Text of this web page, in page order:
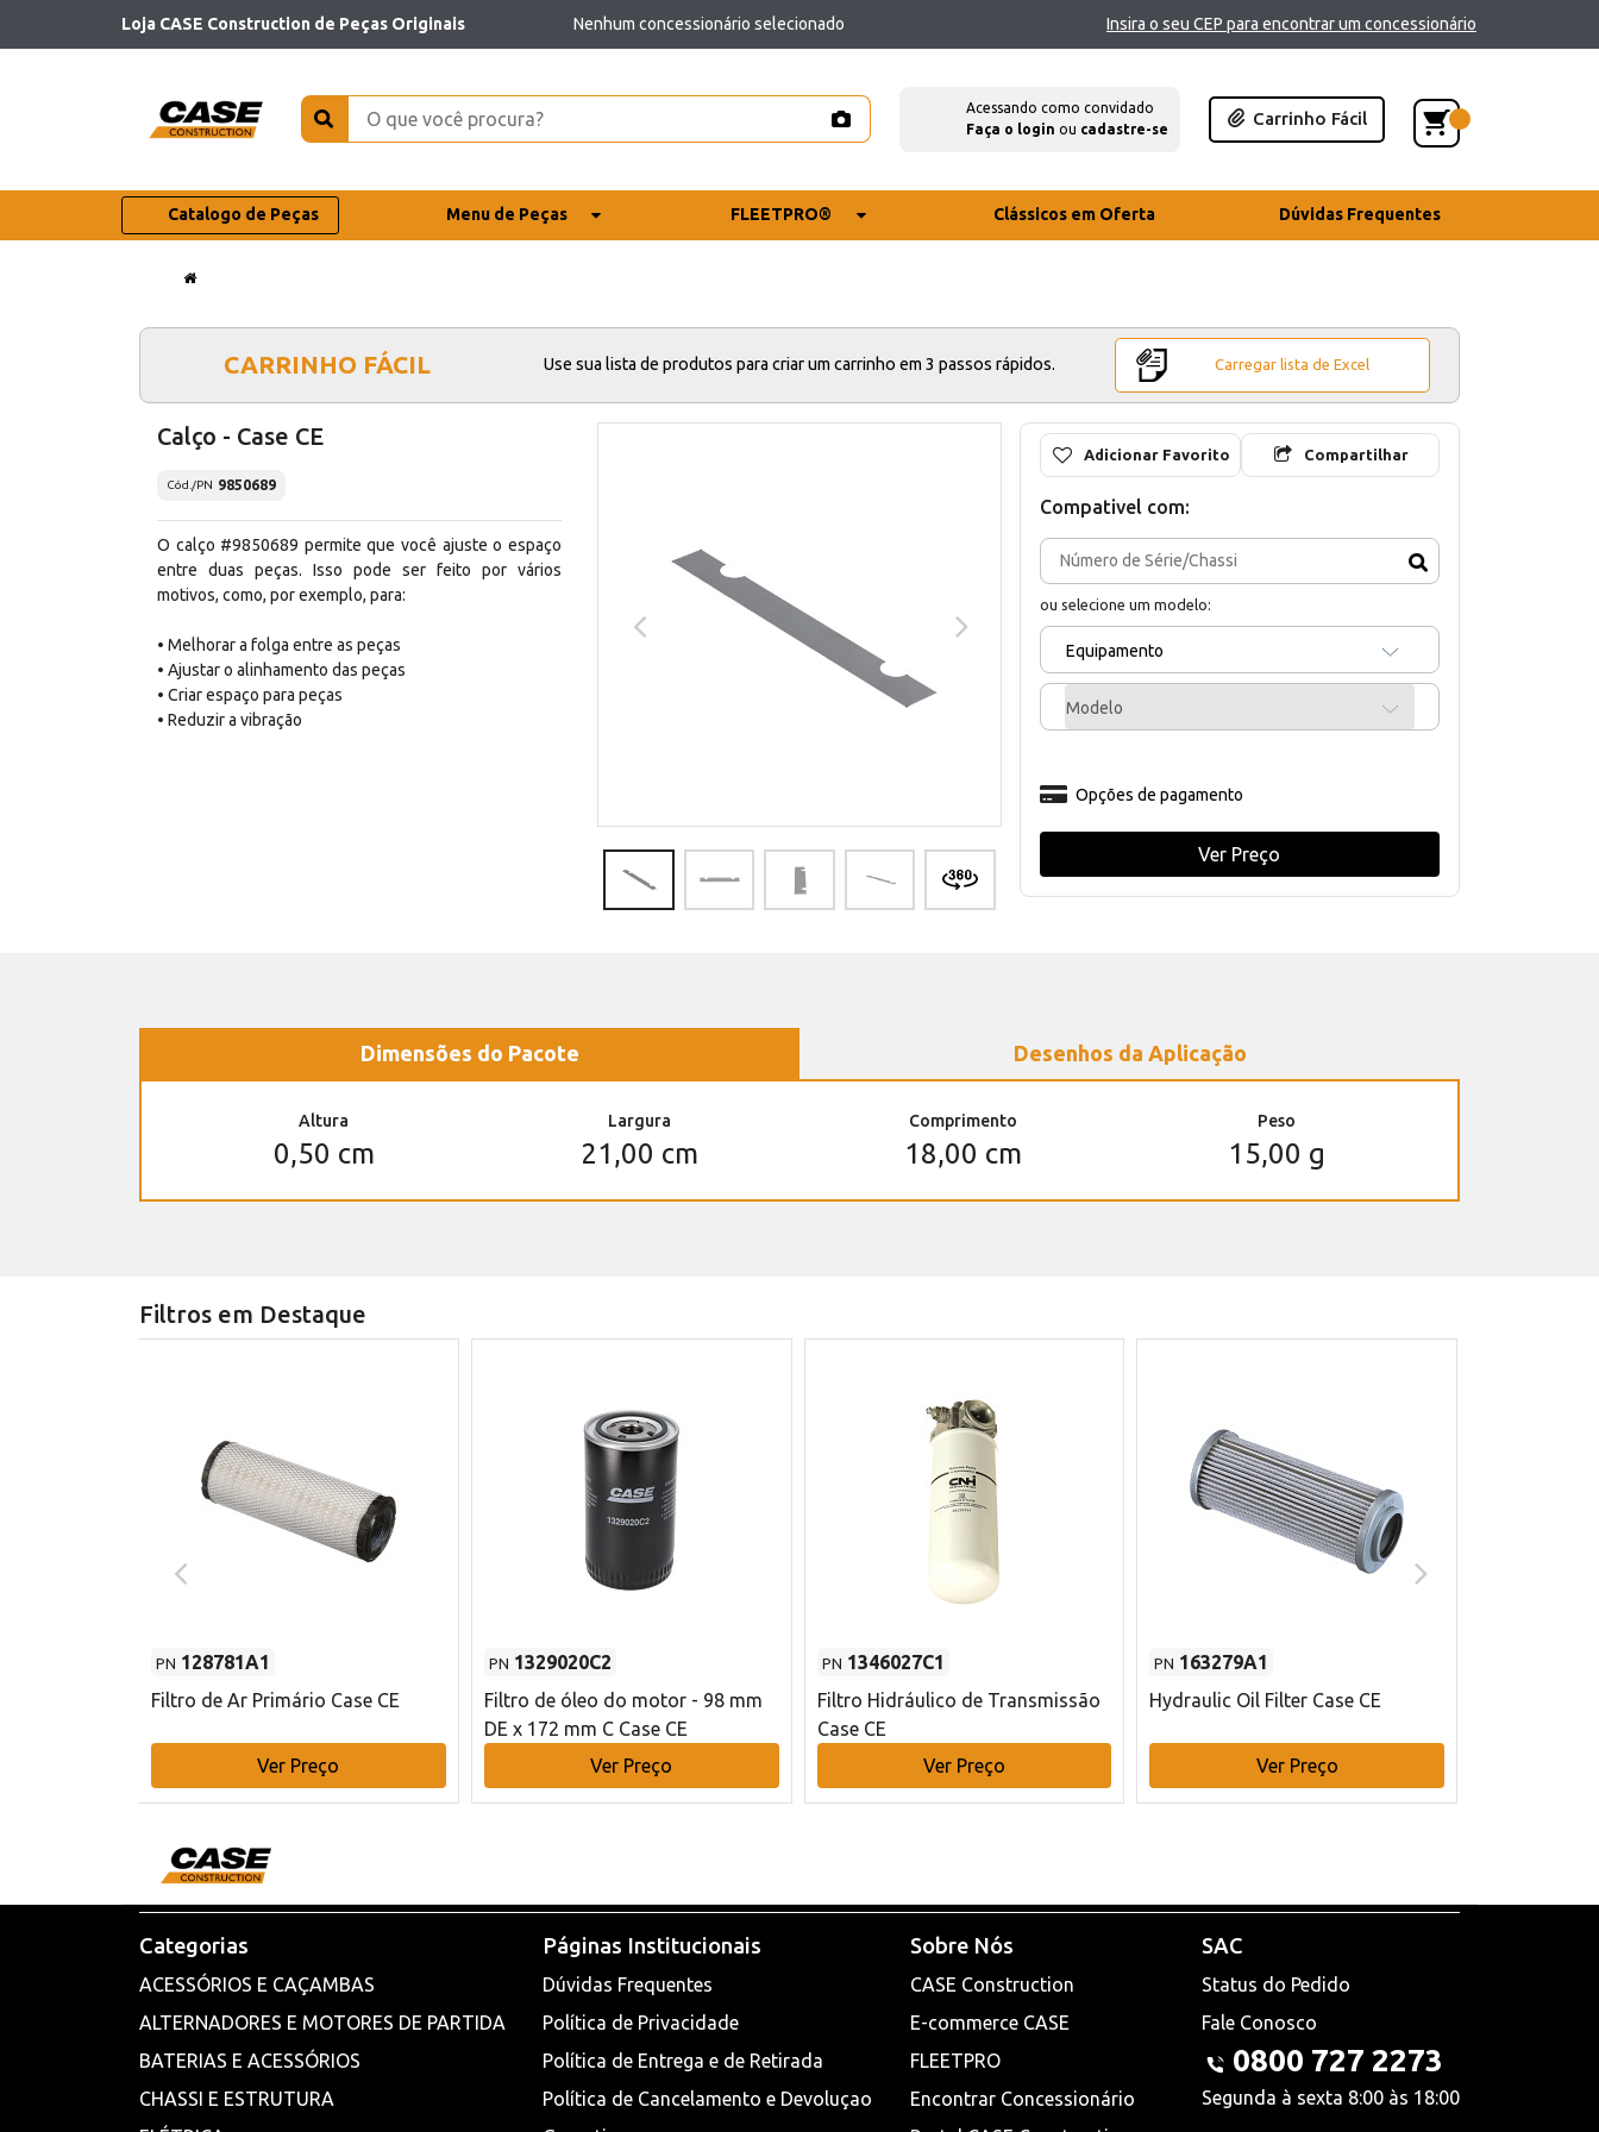
Loja CASE Construction de Peças Originais Nenhum concessionário selecionado Insira o seu CEP para encontrar um concessionário
Acessando como convidado
Faça o login ou cadastre-se
Carrinho Fácil
Catalogo de Peças Menu de Peças FLEETPRO® Clássicos em Oferta Dúvidas Frequentes
CARRINHO FÁCIL Use sua lista de produtos para criar um carrinho em 3 passos rápidos. Carregar lista de Excel
Calço - Case CE
Cód./PN 9850689
O calço #9850689 permite que você ajuste o espaço
entre duas peças. Isso pode ser feito por vários
motivos, como, por exemplo, para:
• Melhorar a folga entre as peças
• Ajustar o alinhamento das peças
• Criar espaço para peças
• Reduzir a vibração
Adicionar Favorito Compartilhar
Compativel com:
ou selecione um modelo:
Equipamento
Modelo
Opções de pagamento
Ver Preço
Dimensões do Pacote Desenhos da Aplicação
Altura
0,50 cm
Largura
21,00 cm
Comprimento
18,00 cm
Peso
15,00 g
Filtros em Destaque
PN 128781A1
Filtro de Ar Primário Case CE
Ver Preço
PN 1329020C2
Filtro de óleo do motor - 98 mm
DE x 172 mm C Case CE
Ver Preço
PN 1346027C1
Filtro Hidráulico de Transmissão
Case CE
Ver Preço
PN 163279A1
Hydraulic Oil Filter Case CE
Ver Preço
Categorias
ACESSÓRIOS E CAÇAMBAS
ALTERNADORES E MOTORES DE PARTIDA
BATERIAS E ACESSÓRIOS
CHASSI E ESTRUTURA
Páginas Institucionais
Dúvidas Frequentes
Política de Privacidade
Política de Entrega e de Retirada
Política de Cancelamento e Devoluçao
Sobre Nós
CASE Construction
E-commerce CASE
FLEETPRO
Encontrar Concessionário
SAC
Status do Pedido
Fale Conosco
0800 727 2273
Segunda à sexta 8:00 às 18:00